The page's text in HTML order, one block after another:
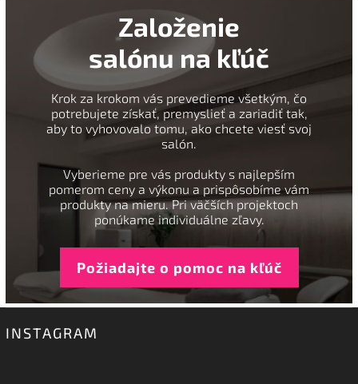
Založenie
salónu na kľúč
Krok za krokom vás prevedieme všetkým, čo
potrebujete získať, premyslieť a zariadiť tak,
aby to vyhovovalo tomu, ako chcete viesť svoj
salón.
Vyberieme pre vás produkty s najlepším
pomerom ceny a výkonu a prispôsobíme vám
produkty na mieru. Pri väčších projektoch
ponúkame individuálne zľavy.
Požiadajte o pomoc na kľúč
INSTAGRAM